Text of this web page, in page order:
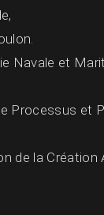
Navale et
Processus et
de la Création